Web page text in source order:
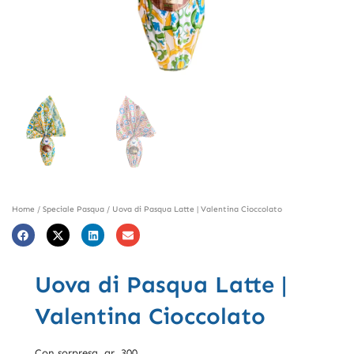
Home / Speciale Pasqua/ Uova di Pasqua Latte | Valentina Cioccolato
Uova di Pasqua Latte |
Valentina Cioccolato